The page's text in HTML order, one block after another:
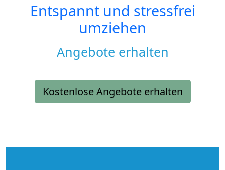
Entspannt und stressfrei
umziehen
Angebote erhalten
Kostenlose Angebote erhalten